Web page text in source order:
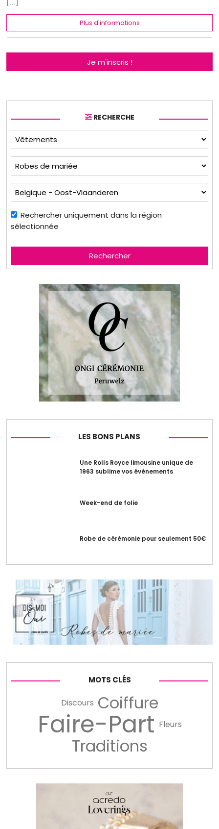
[...]
Plus d'informations
Je m'inscris !
RECHERCHE
Rechercher uniquement dans la région
sélectionnée
Rechercher
LES BONS PLANS
Une Rolls Royce limousine unique de
1963 sublime vos événements
Week-end de folie
Robe de cérémonie pour seulement 50€
MOTS CLÉS
Discours Coiffure
Faire-Part Fleurs
Traditions